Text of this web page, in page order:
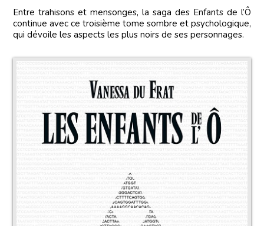
Entre trahisons et mensonges, la saga des Enfants de l’Ô
continue avec ce troisième tome sombre et psychologique,
qui dévoile les aspects les plus noirs de ses personnages.